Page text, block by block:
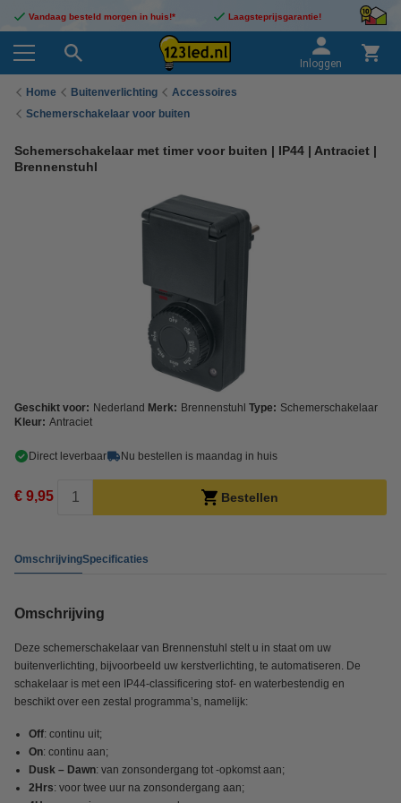
Vandaag besteld morgen in huis!* Laagsteprijsgarantie!
Inloggen
Home Buitenverlichting
Accessoires
Schemerschakelaar voor buiten
Schemerschakelaar met timer voor buiten | IP44 | Antraciet |
Brennenstuhl
Geschikt voor: Nederland Merk: Brennenstuhl Type: Schemerschakelaar
Kleur: Antraciet
Direct leverbaar Nu bestellen is maandag in huis
€ 9,95 Bestellen
OmschrijvingSpecificaties
Omschrijving
Deze schemerschakelaar van Brennenstuhl stelt u in staat om uw
buitenverlichting, bijvoorbeeld uw kerstverlichting, te automatiseren. De
schakelaar is met een IP44-classificering stof- en waterbestendig en
beschikt over een zestal programma’s, namelijk:
Off: continu uit;
On: continu aan;
Dusk – Dawn: van zonsondergang tot -opkomst aan;
2Hrs: voor twee uur na zonsondergang aan;